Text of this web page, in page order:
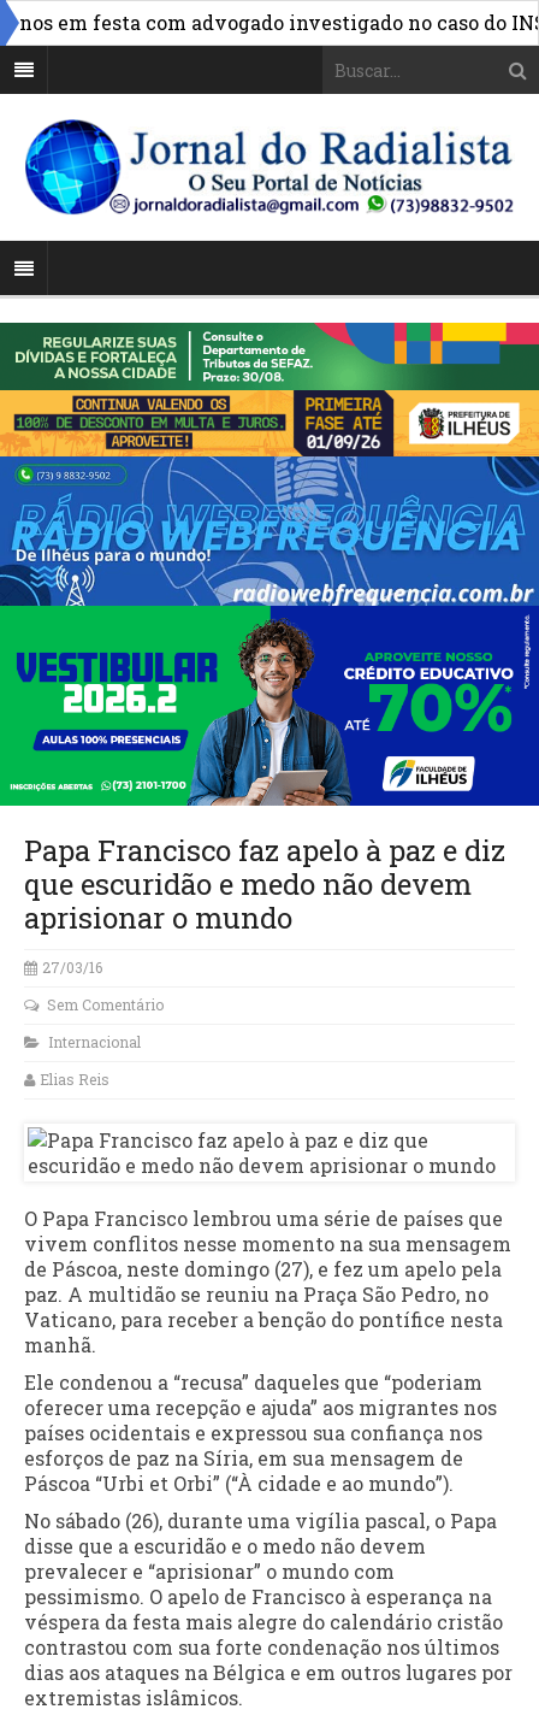
festa com advogado investigado no caso do INSS »
Papa Francisco faz apelo à paz e diz
que escuridão e medo não devem
aprisionar o mundo
27/03/16
Sem Comentário
Internacional
Elias Reis
O Papa Francisco lembrou uma série de países que
vivem conflitos nesse momento na sua mensagem
de Páscoa, neste domingo (27), e fez um apelo pela
paz. A multidão se reuniu na Praça São Pedro, no
Vaticano, para receber a benção do pontífice nesta
manhã.
Ele condenou a “recusa” daqueles que “poderiam
oferecer uma recepção e ajuda” aos migrantes nos
países ocidentais e expressou sua confiança nos
esforços de paz na Síria, em sua mensagem de
Páscoa “Urbi et Orbi” (“À cidade e ao mundo”).
No sábado (26), durante uma vigília pascal, o Papa
disse que a escuridão e o medo não devem
prevalecer e “aprisionar” o mundo com
pessimismo. O apelo de Francisco à esperança na
véspera da festa mais alegre do calendário cristão
contrastou com sua forte condenação nos últimos
dias aos ataques na Bélgica e em outros lugares por
extremistas islâmicos.